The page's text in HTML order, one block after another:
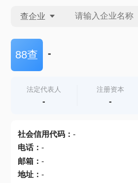
查企业
查企业
查产地
88查 -
法定代表人
-
注册资本
-
社会信用代码： -
电话： -
邮箱： -
地址： -